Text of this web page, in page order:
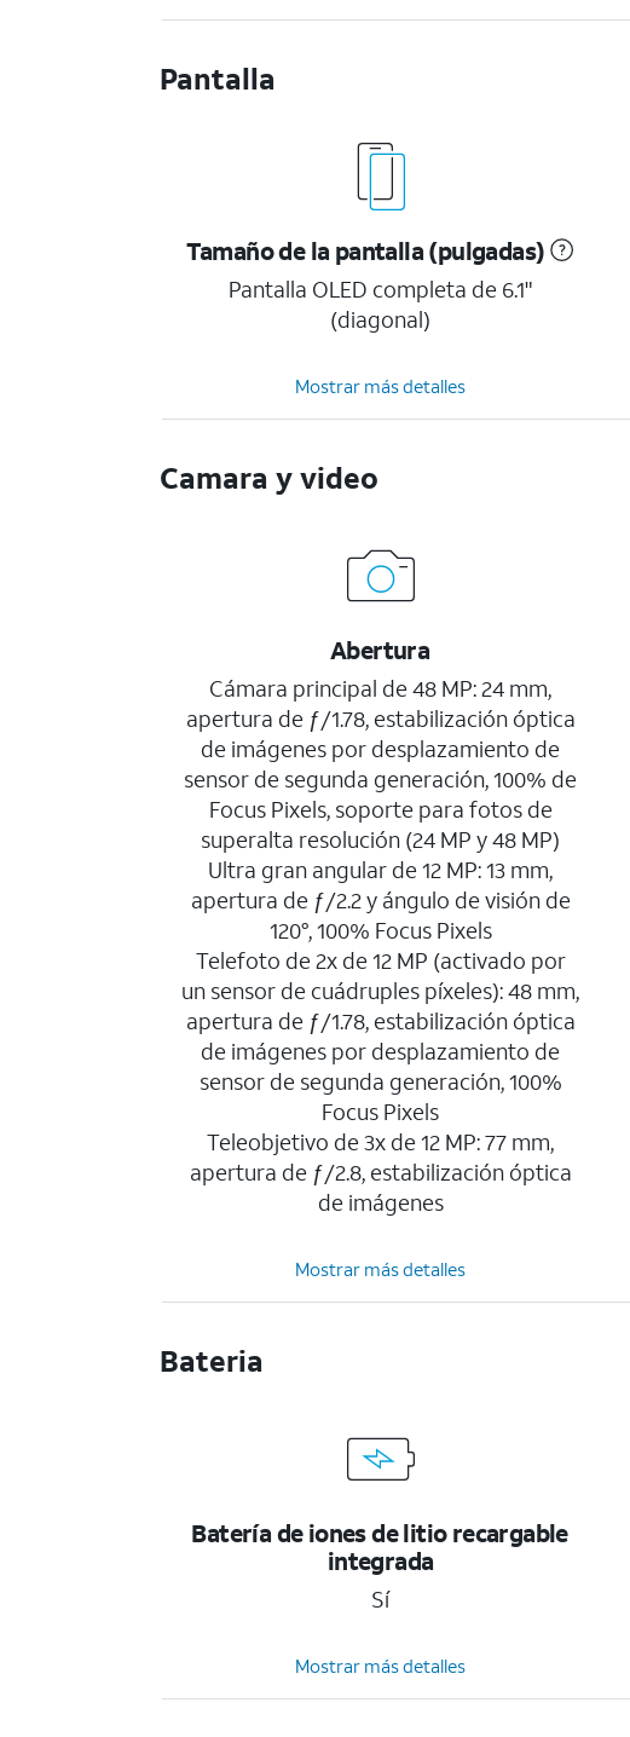
Pantalla
Tamaño de la pantalla (pulgadas)
Pantalla OLED completa de 6.1"
(diagonal)
Mostrar más detalles
Camara y video
Abertura
Cámara principal de 48 MP: 24 mm,
apertura de ƒ/1.78, estabilización óptica
de imágenes por desplazamiento de
sensor de segunda generación, 100% de
Focus Pixels, soporte para fotos de
superalta resolución (24 MP y 48 MP)
Ultra gran angular de 12 MP: 13 mm,
apertura de ƒ/2.2 y ángulo de visión de
120°, 100% Focus Pixels
Telefoto de 2x de 12 MP (activado por
un sensor de cuádruples píxeles): 48 mm,
apertura de ƒ/1.78, estabilización óptica
de imágenes por desplazamiento de
sensor de segunda generación, 100%
Focus Pixels
Teleobjetivo de 3x de 12 MP: 77 mm,
apertura de ƒ/2.8, estabilización óptica
de imágenes
Mostrar más detalles
Bateria
Batería de iones de litio recargable
integrada
Sí
Mostrar más detalles